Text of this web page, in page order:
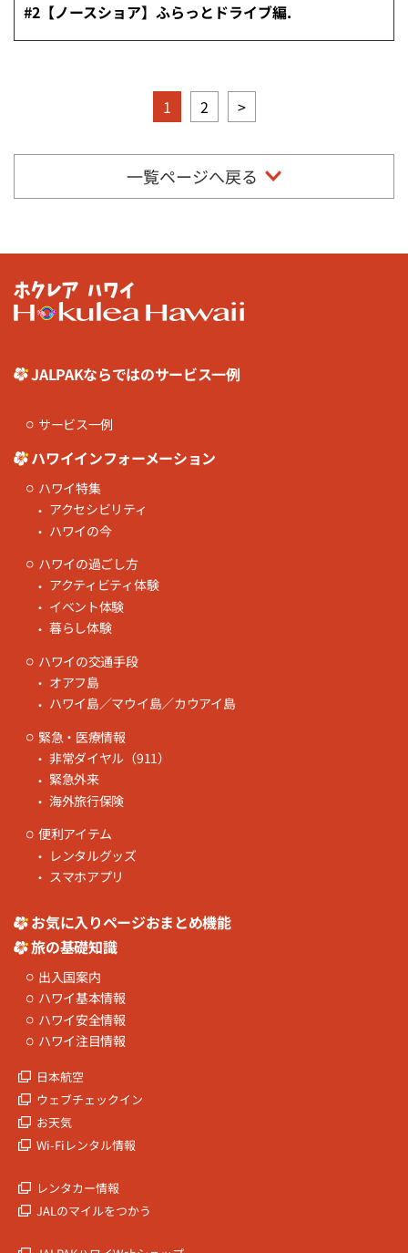
#2【ノースショア】ふらっとドライブ編.
1 2 >
一覧ページへ戻る
JALPAKならではのサービス一例
サービス一例
ハワイインフォーメーション
ハワイ特集
アクセシビリティ
ハワイの今
ハワイの過ごし方
アクティビティ体験
イベント体験
暮らし体験
ハワイの交通手段
オアフ島
ハワイ島／マウイ島／カウアイ島
緊急・医療情報
非常ダイヤル（911）
緊急外来
海外旅行保険
便利アイテム
レンタルグッズ
スマホアプリ
お気に入りページおまとめ機能
旅の基礎知識
出入国案内
ハワイ基本情報
ハワイ安全情報
ハワイ注目情報
日本航空
ウェブチェックイン
お天気
Wi-Fiレンタル情報
レンタカー情報
JALのマイルをつかう